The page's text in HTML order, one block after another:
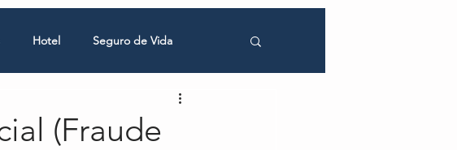
Hotel Seguro de Vida
(Fraude